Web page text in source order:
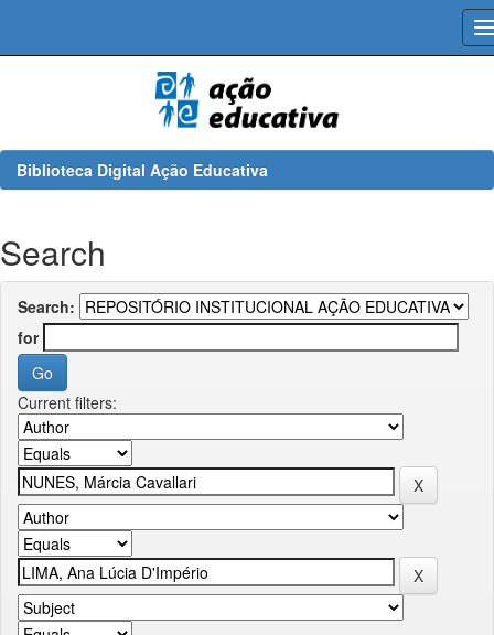
Biblioteca Digital Ação Educativa
Search
Search:
for
Current filters: